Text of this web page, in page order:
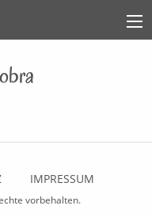
IMPRESSUM
vorbehalten.